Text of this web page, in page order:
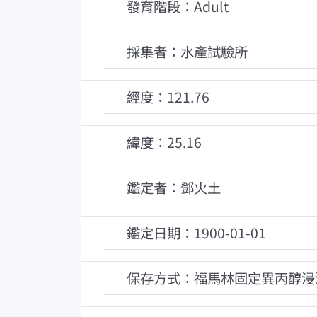
發育階段：Adult
採集者：水產試驗所
經度：121.76
緯度：25.16
鑑定者：鄧火土
鑑定日期：1900-01-01
保存方式：福馬林固定異丙醇